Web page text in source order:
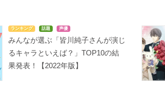
ランキング 話題 声優
みんなが選ぶ「皆川純子さんが演じ
るキャラといえば？」TOP10の結
果発表！【2022年版】